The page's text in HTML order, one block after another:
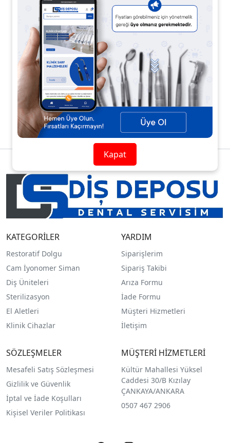
Rond Frez, İnce -
Mikropreperasyon - FG
001L
152,18 TL
1
KATEGORİLER
Restoratif Dolgu
Cam İyonomer Siman
Diş Üniteleri
Sterilizasyon
El Aletleri
Klinik Cihazlar
YARDIM
Siparişlerim
Sipariş Takibi
Arıza Formu
İade Formu
Müşteri Hizmetleri
İletişim
SÖZLEŞMELER
Mesafeli Satış Sözleşmesi
Gizlilik ve Güvenlik
İptal ve İade Koşulları
Kişisel Veriler Politikası
MÜŞTERİ HİZMETLERİ
Kültür Mahallesi Yüksel
Caddesi 30/B Kızılay
ÇANKAYA/ANKARA
0507 467 2906
Kapat